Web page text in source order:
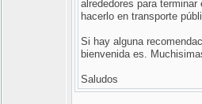
alrededores para
hacerlo en transporte
Si hay alguna
bienvenida es.
Saludos